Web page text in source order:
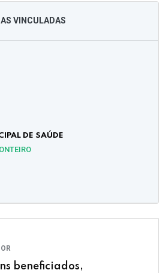
VINCULADAS
DE SAÚDE
beneficiados,